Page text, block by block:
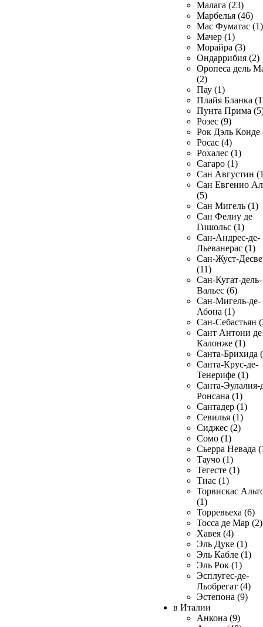
Малага (23)
Марбелья (46)
Мас Фуматас (1)
Мачер (1)
Морайра (3)
Ондаррибия (2)
Оропеса дель
(2)
Пау (1)
Плайя Бланка
Пунта Прима
Розес (9)
Рок Дэль Конде
Росас (4)
Рохалес (1)
Сагаро (1)
Сан Августин
Сан Евгенио
(5)
Сан Мигель (1)
Сан Фелиу де
Гишольс (1)
Сан-Андрес-де-
Льеванерас (1)
Сан-Жуст-
(11)
Сан-Кугат-дель-
Вальес (6)
Сан-Мигель-де-
Абона (1)
Сан-Себастьян
Сант Антони де
Калонже (1)
Санта-Брихида
Санта-Крус-де-
Тенерифе (1)
Санта-Эулалия-
Ронсана (1)
Сантадер (1)
Севилья (1)
Сиджес (2)
Сомо (1)
Сьерра Невада
Таучо (1)
Тегесте (1)
Тиас (1)
Торвискас
(1)
Торревьеха (6)
Тосса де Мар (2)
Хавея (4)
Эль Дуке (1)
Эль Кабле (1)
Эль Рок (1)
Эсплугес-де-
Льобрегат (4)
Эстепона (9)
в Италии
Анкона (9)